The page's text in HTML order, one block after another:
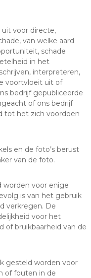
uit voor directe,
van welke aard
schade
in het
interpreteren,
voortvloeit uit of
bedrijf gepubliceerde
of ons bedrijf
tot het zich voordoen
en de foto’s berust
van de foto.
worden voor enige
is van het gebruik
verkregen. De
voor het
of bruikbaarheid van de
gesteld worden voor
of fouten in de